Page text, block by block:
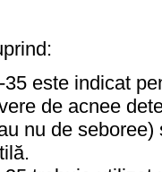
este indicat
de acnee
nu de